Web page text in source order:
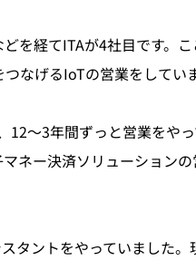
を経てITAが4社目です。こ
なげるIoTの営業をしていま
～3年間ずっと営業をやっ
ネー決済ソリューション
タントをやっていました。